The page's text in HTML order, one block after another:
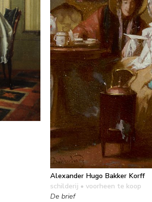
Alexander Hugo Bakker Korff
schilderij • voorheen te koop
De brief